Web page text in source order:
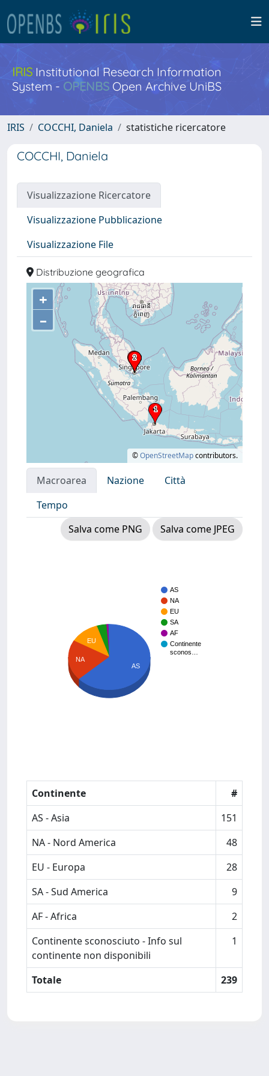
IRISInstitutional Research Information
System - OPENBS Open Archive UniBS
IRIS COCCHI, Daniela statistiche ricercatore
COCCHI, Daniela
Visualizzazione Ricercatore
Visualizzazione Pubblicazione
Visualizzazione File
Distribuzione geografica
+
–
©OpenStreetMapcontributors.
Macroarea Nazione
Città
Tempo
Salva come PNG
Salva come JPEG
AS
NA
EU
SA
AF
Continente
sconos…
EU
NA
AS
Continente
#
AS - Asia
151
NA - Nord America
48
EU - Europa
28
SA - Sud America
9
AF - Africa
2
Continente sconosciuto - Info sul
continente non disponibili
1
Totale 239